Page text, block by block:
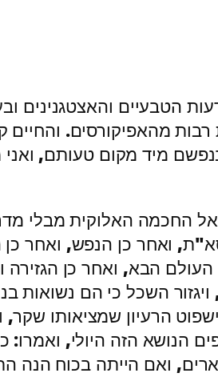
הטבעיים והאצטגנינים
רבות מהאפיקורסים.
מיד מקום טעותם, ואני
אל החכמה האלוקית מבלי
ואחר כן הנפש, ואחר
הבא, ואחר כן הגזירה
השכל כי הם נשואות
הרעיון שמציאותו
הנושא הזה היולי,
ואם הייתה בכוח הנה